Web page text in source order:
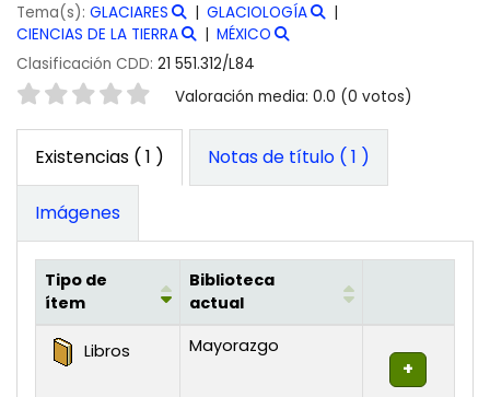
Tema(s): GLACIARES
GLACIOLOGÍA
CIENCIAS DE LA TIERRA
MÉXICO
Clasificación CDD: 21 551.312/L84
Valoración Valoración media: 0.0 (0 votos)
Existencias ( 1 ) Notas de título ( 1 )
Imágenes
Existencias
Tipo de
ítem
Biblioteca
actual
Libros Mayorazgo